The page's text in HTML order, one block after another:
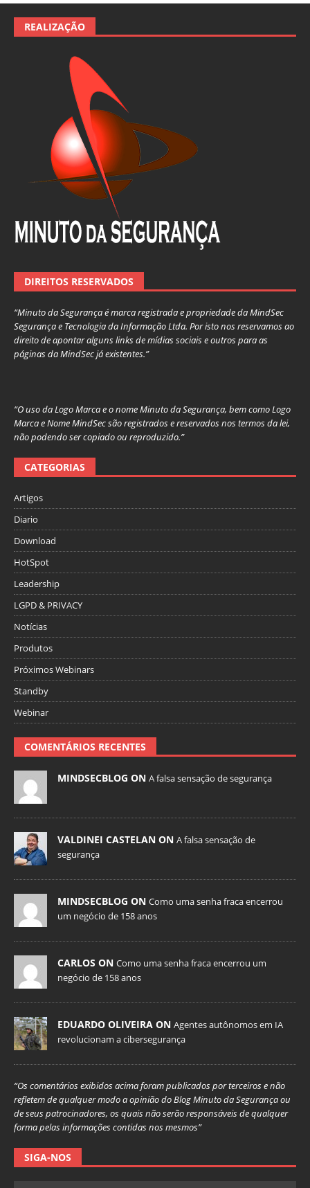
REALIZAÇÃO
DIREITOS RESERVADOS
“Minuto da Segurança é marca registrada e propriedade da MindSec
Segurança e Tecnologia da Informação Ltda. Por isto nos reservamos ao
direito de apontar alguns links de mídias sociais e outros para as
páginas da MindSec já existentes.”
“O uso da Logo Marca e o nome Minuto da Segurança, bem como Logo
Marca e Nome MindSec são registrados e reservados nos termos da lei,
não podendo ser copiado ou reproduzido.”
CATEGORIAS
Artigos
Diario
Download
HotSpot
Leadership
LGPD & PRIVACY
Notícias
Produtos
Próximos Webinars
Standby
Webinar
COMENTÁRIOS RECENTES
MINDSECBLOG ON A falsa sensação de segurança
VALDINEI CASTELAN ON A falsa sensação de
segurança
MINDSECBLOG ON Como uma senha fraca encerrou
um negócio de 158 anos
CARLOS ON Como uma senha fraca encerrou um
negócio de 158 anos
EDUARDO OLIVEIRA ON Agentes autônomos em IA
revolucionam a cibersegurança
“Os comentários exibidos acima foram publicados por terceiros e não
refletem de qualquer modo a opinião do Blog Minuto da Segurança ou
de seus patrocinadores, os quais não serão responsáveis de qualquer
forma pelas informações contidas nos mesmos”
SIGA-NOS